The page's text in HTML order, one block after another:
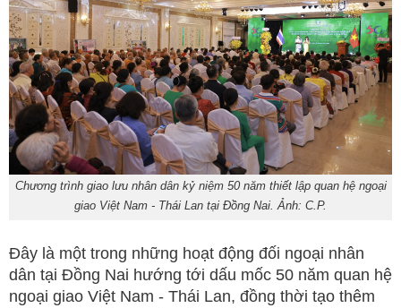
Chương trình giao lưu nhân dân kỷ niệm 50 năm thiết lập quan hệ ngoại
giao Việt Nam - Thái Lan tại Đồng Nai. Ảnh: C.P.
Đây là một trong những hoạt động đối ngoại nhân
dân tại Đồng Nai hướng tới dấu mốc 50 năm quan hệ
ngoại giao Việt Nam - Thái Lan, đồng thời tạo thêm